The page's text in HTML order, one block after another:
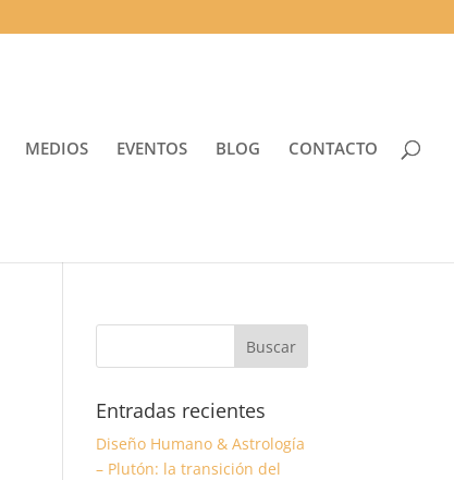
MEDIOS EVENTOS BLOG CONTACTO
Entradas recientes
Diseño Humano & Astrología
– Plutón: la transición del